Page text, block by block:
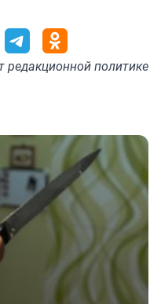
редакционной политике